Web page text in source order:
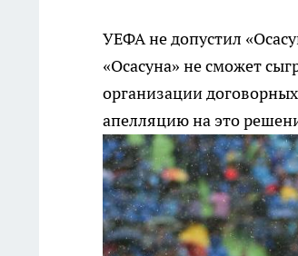
УЕФА не допустил
«Осасуна» не сможет
организации
апелляцию на это